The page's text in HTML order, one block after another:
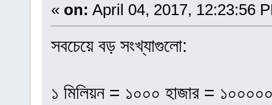
« on: April 04, 2017, 12:23:56
সবচেয়ে বড় সংখ্যাগুলো:
১ মিলিয়ন = ১০০০ হাজার =